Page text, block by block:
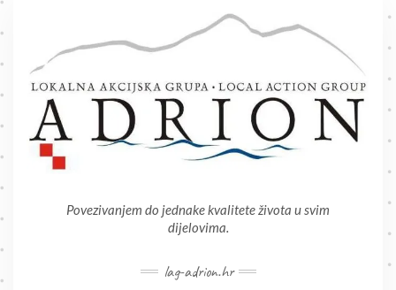
Skip
Povezivanjem do jednake kvalitete života u svim
dijelovima.
lag-adrion.hr